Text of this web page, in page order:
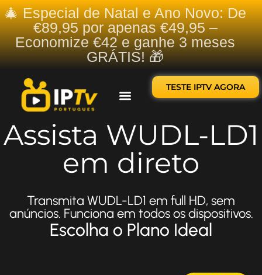
🎄 Especial de Natal e Ano Novo: De
€89,95 por apenas €49,95 –
Economize €42 e ganhe 3 meses
GRÁTIS! 🎁
TESTE IPTV AGORA
Assista WUDL-LD1
em direto
Transmita WUDL-LD1 em full HD, sem
anúncios. Funciona em todos os dispositivos.
Escolha o Plano Ideal